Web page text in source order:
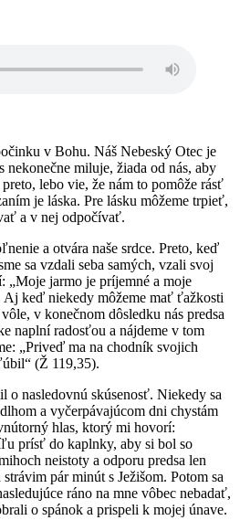
v Bohu. Náš Nebeský Otec je
nekonečne miluje, žiada od nás, aby
lebo vie, že nám to pomôže rásť
je láska. Pre lásku môžeme trpieť,
a v nej odpočívať.
a otvára naše srdce. Preto, keď
sa vzdali seba samých, vzali svoj
„Moje jarmo je príjemné a moje
keď niekedy môžeme mať ťažkosti
v konečnom dôsledku nás predsa
naplní radosťou a nájdeme v tom
„Priveď ma na chodník svojich
(Ž 119,35).
o nasledovnú skúsenosť. Niekedy sa
a vyčerpávajúcom dni chystám
hlas, ktorý mi hovorí:
prísť do kaplnky, aby si bol so
neistoty a odporu predsa len
pár minút s Ježišom. Potom sa
ráno na mne vôbec nebadať,
o spánok a prispeli k mojej únave.